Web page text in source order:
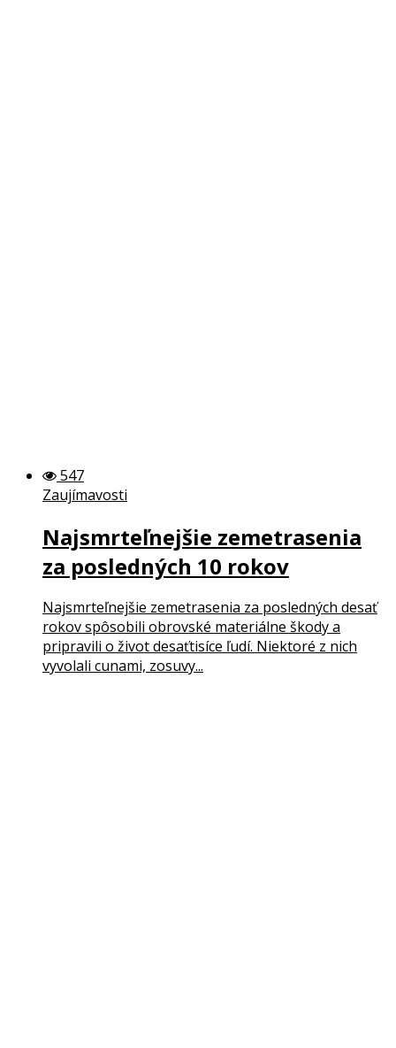
547
Zaujímavosti
Najsmrteľnejšie zemetrasenia
za posledných 10 rokov
Najsmrteľnejšie zemetrasenia za posledných desať
rokov spôsobili obrovské materiálne škody a
pripravili o život desaťtisíce ľudí. Niektoré z nich
vyvolali cunami, zosuvy...